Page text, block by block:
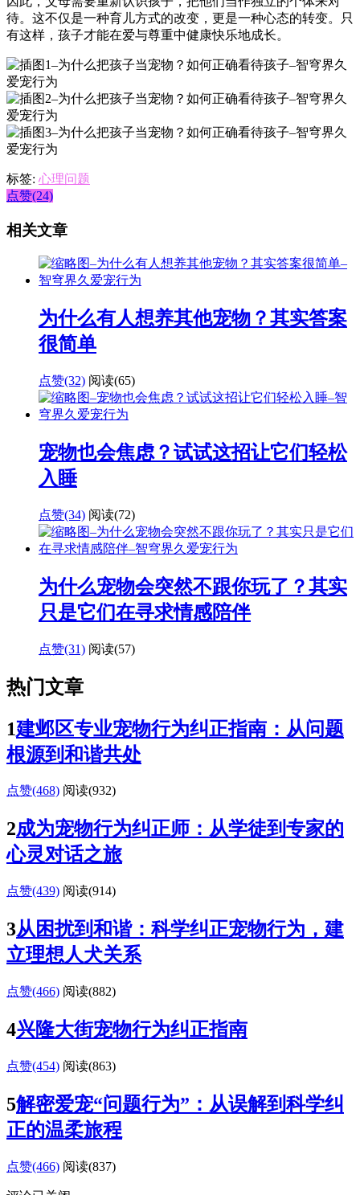
待。这不仅是一种育儿方式的改变，更是一种心态的转变。只
有这样，孩子才能在爱与尊重中健康快乐地成长。
标签: 心理问题
点赞(24)
相关文章
为什么有人想养其他宠物？其实答案
很简单
点赞(32) 阅读(65)
宠物也会焦虑？试试这招让它们轻松
入睡
点赞(34) 阅读(72)
为什么宠物会突然不跟你玩了？其实
只是它们在寻求情感陪伴
点赞(31) 阅读(57)
热门文章
1建邺区专业宠物行为纠正指南：从问题
根源到和谐共处
点赞(468) 阅读(932)
2成为宠物行为纠正师：从学徒到专家的
心灵对话之旅
点赞(439) 阅读(914)
3从困扰到和谐：科学纠正宠物行为，建
立理想人犬关系
点赞(466) 阅读(882)
4兴隆大街宠物行为纠正指南
点赞(454) 阅读(863)
5解密爱宠“问题行为”：从误解到科学纠
正的温柔旅程
点赞(466) 阅读(837)